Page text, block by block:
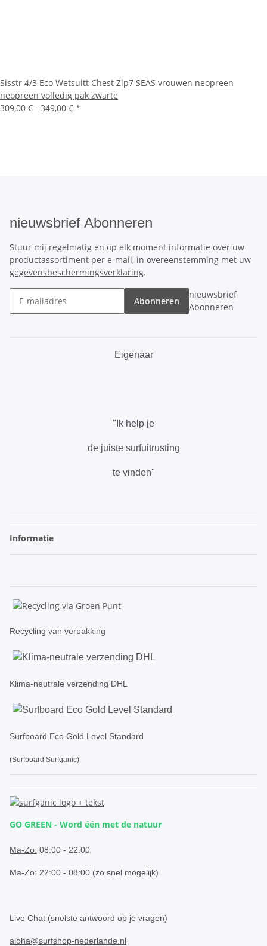
Sisstr 4/3 Eco Wetsuitt Chest Zip7 SEAS vrouwen neopreen
neopreen volledig pak zwarte
309,00 € - 349,00 € *
nieuwsbrief Abonneren
Stuur mij regelmatig en op elk moment informatie over uw
productassortiment per e-mail, in overeenstemming met uw
gegevensbeschermingsverklaring.
Abonneren
nieuwsbrief
Abonneren
Eigenaar
"Ik help je
de juiste surfuitrusting
te vinden"
Informatie
Recycling van verpakking
Klima-neutrale verzending DHL
Surfboard Eco Gold Level Standard
(Surfboard Surfganic)
GO GREEN - Word één met de natuur
Ma-Zo: 08:00 - 22:00
Ma-Zo: 22:00 - 08:00 (zo snel mogelijk)
Live Chat (snelste antwoord op je vragen)
aloha@surfshop-nederlande.nl